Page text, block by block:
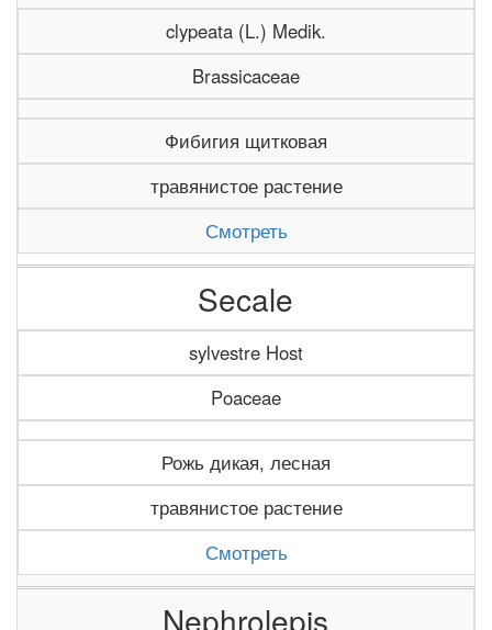
clypeata (L.) Medik.
Brassicaceae
Фибигия щитковая
травянистое растение
Смотреть
Secale
sylvestre Host
Poaceae
Рожь дикая, лесная
травянистое растение
Смотреть
Nephrolepis